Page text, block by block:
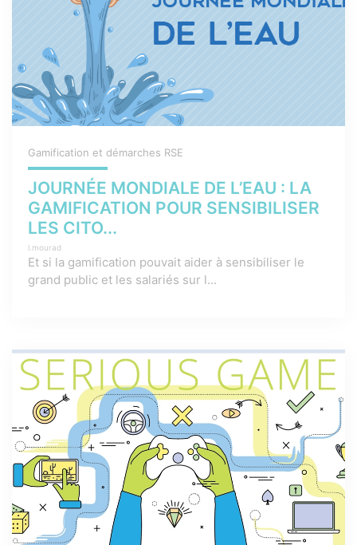
Gamification et démarches RSE
JOURNÉE MONDIALE DE L’EAU : LA
GAMIFICATION POUR SENSIBILISER
LES CITO...
l.mourad
Et si la gamification pouvait aider à sensibiliser le
grand public et les salariés sur l...